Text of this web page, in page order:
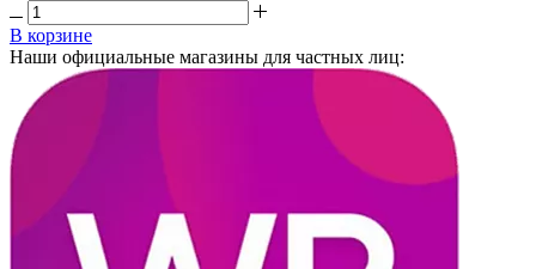
В корзине
Наши официальные магазины для частных лиц: